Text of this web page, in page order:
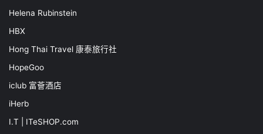
Helena Rubinstein
HBX
Hong Thai Travel 康泰旅行社
HopeGoo
iclub 富薈酒店
iHerb
I.T | ITeSHOP.com